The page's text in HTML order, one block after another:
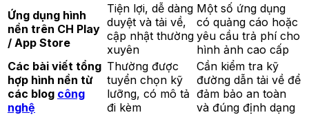
Ứng dụng hình
nền trên CH Play
/ App Store
Tiện lợi, dễ dàng
duyệt và tải về,
cập nhật thường
xuyên
Một số ứng dụng
có quảng cáo hoặc
yêu cầu trả phí cho
hình ảnh cao cấp
Các bài viết tổng
hợp hình nền từ
các blog công
nghệ
Thường được
tuyển chọn kỹ
lưỡng, có mô tả
đi kèm
Cần kiểm tra kỹ
đường dẫn tải về để
đảm bảo an toàn
và đúng định dạng